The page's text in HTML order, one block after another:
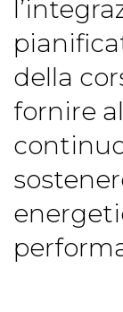
della
fornire